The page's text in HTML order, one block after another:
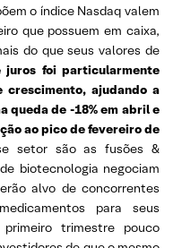
o índice Nasdaq valem
que possuem em caixa,
do que seus valores de
foi particularmente
ajudando a
queda de -18% em abril e
ao pico de fevereiro de
setor são as fusões &
biotecnologia negociam
alvo de concorrentes
para seus
trimestre pouco